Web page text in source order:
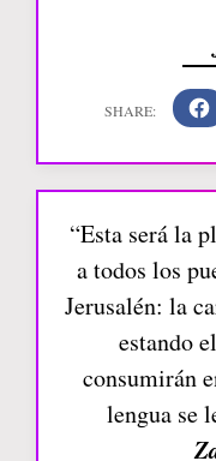
“Esta será la
a todos los
Jerusalén: la
estando
consumirán
lengua se